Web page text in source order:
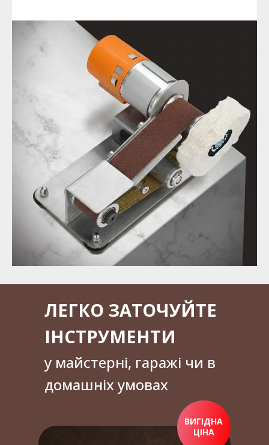
ЛЕГКО ЗАТОЧУЙТЕ
ІНСТРУМЕНТИ
у майстерні, гаражі чи в
домашніх умовах
ВИГІДНА
ЦІНА